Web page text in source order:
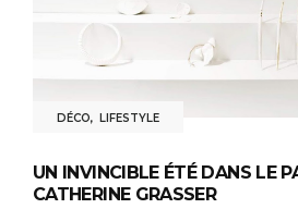
DÉCO, LIFESTYLE
UN INVINCIBLE ÉTÉ DANS LE
CATHERINE GRASSER